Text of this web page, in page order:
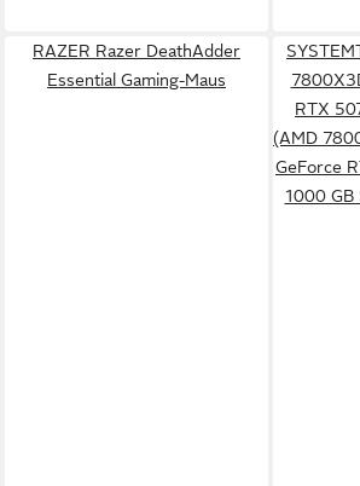
RAZER Razer DeathAdder
Essential Gaming-Maus
RTX
(AMD
GeForce
1000 GB